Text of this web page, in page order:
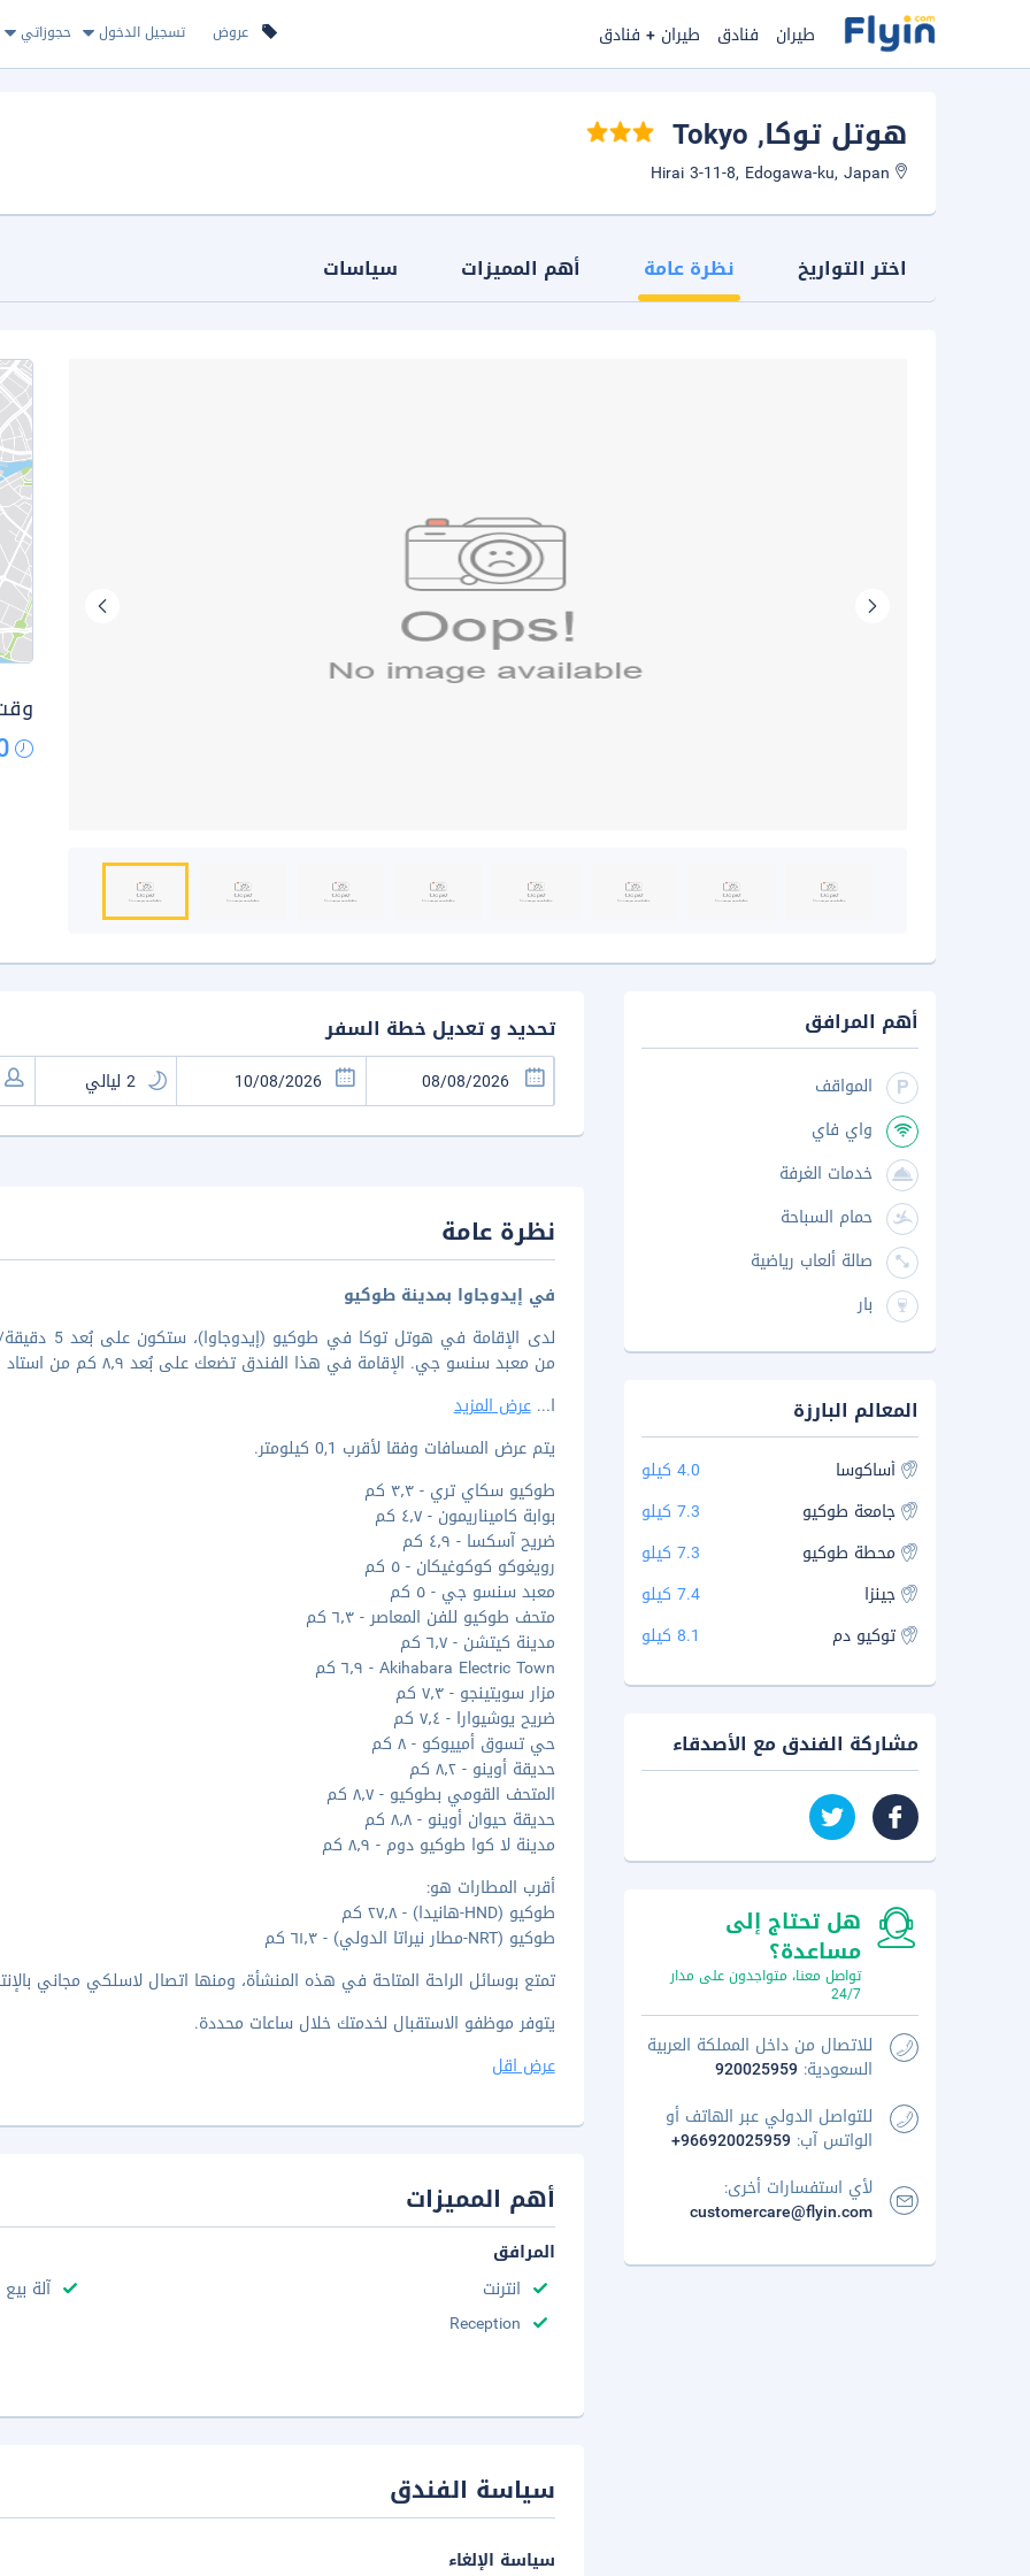
عروض تسجيل الدخول حجوزاتي طيران فنادق طيران + فنادق
هوتل توكا, Tokyo
اختر التواريخ نظرة عامة أهم المميزات سياسات
تحديد و تعديل خطة السفر
نظرة عامة
في إيدوجاوا بمدينة طوكيو
من معبد سنسو جي. الإقامة في هذا الفندق تضعك على بُعد ٨٫٩ كم من استاد طوكيو دوم و١٠٫١ كم من قصر طوكيو الإمبراطوري.
ا...عرض المزيد
يتم عرض المسافات وفقا لأقرب 0,1 كيلومتر.
طوكيو سكاي تري - ٣٫٣ كم
بوابة كاميناريمون - ٤٫٧ كم
ضريح آسكسا - ٤٫٩ كم
رويغوكو كوكوغيكان - ٥ كم
معبد سنسو جي - ٥ كم
متحف طوكيو للفن المعاصر - ٦٫٣ كم
مدينة كيتشن - ٦٫٧ كم
Akihabara Electric Town - ٦٫٩ كم
مزار سويتينجو - ٧٫٣ كم
ضريح يوشيوارا - ٧٫٤ كم
حي تسوق أمييوكو - ٨ كم
حديقة أوينو - ٨٫٢ كم
المتحف القومي بطوكيو - ٨٫٧ كم
حديقة حيوان أوينو - ٨٫٨ كم
مدينة لا كوا طوكيو دوم - ٨٫٩ كم
أقرب المطارات هو:
طوكيو (HND-هانيدا) - ٢٧٫٨ كم
طوكيو (NRT-مطار نيراتا الدولي) - ٦١٫٣ كم
تمتع بوسائل الراحة المتاحة في هذه المنشأة، ومنها اتصال لاسلكي مجاني
يتوفر موظفو الاستقبال لخدمتك خلال ساعات محددة.
عرض اقل
أهم المميزات
المرافق
انترنت
آلة بيع
Reception
سياسة الفندق
سياسة الإلغاء
أهم المرافق
المواقف
واي فاي
خدمات الغرفة
حمام السباحة
صالة ألعاب رياضية
بار
المعالم البارزة
أساكوسا
4.0 كيلو
جامعة طوكيو
7.3 كيلو
محطة طوكيو
7.3 كيلو
جينزا
7.4 كيلو
توکیو دم
8.1 كيلو
مشاركة الفندق مع الأصدقاء
هل تحتاج إلى
مساعدة؟
تواصل معنا، متواجدون على مدار
24/7
للاتصال من داخل المملكة العربية
السعودية: 920025959
للتواصل الدولي عبر الهاتف أو
الواتس آب: +966920025959
لأي استفسارات أخرى:
customercare@flyin.com